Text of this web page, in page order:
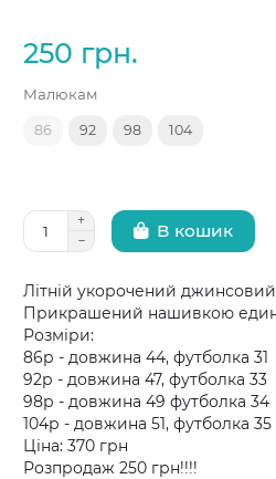
250 грн.
Малюкам
86 92 98 104
В кошик
Літній укорочений
Прикрашений нашивкою
Розміри:
86р - довжина 44, футболка 31
92р - довжина 47, футболка 33
98р - довжина 49 футболка 34
104р - довжина 51, футболка 35
Ціна: 370 грн
Розпродаж 250 грн!!!!